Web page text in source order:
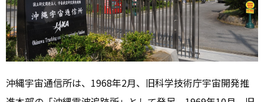
沖縄宇宙通信所は、1968年2月、旧科学技術庁宇宙開発推